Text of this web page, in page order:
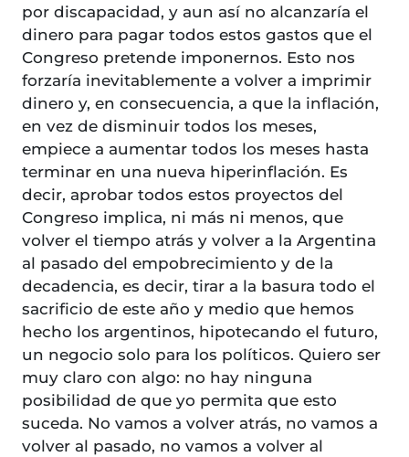
por discapacidad, y aun así no alcanzaría el
dinero para pagar todos estos gastos que el
Congreso pretende imponernos. Esto nos
forzaría inevitablemente a volver a imprimir
dinero y, en consecuencia, a que la inflación,
en vez de disminuir todos los meses,
empiece a aumentar todos los meses hasta
terminar en una nueva hiperinflación. Es
decir, aprobar todos estos proyectos del
Congreso implica, ni más ni menos, que
volver el tiempo atrás y volver a la Argentina
al pasado del empobrecimiento y de la
decadencia, es decir, tirar a la basura todo el
sacrificio de este año y medio que hemos
hecho los argentinos, hipotecando el futuro,
un negocio solo para los políticos. Quiero ser
muy claro con algo: no hay ninguna
posibilidad de que yo permita que esto
suceda. No vamos a volver atrás, no vamos a
volver al pasado, no vamos a volver al